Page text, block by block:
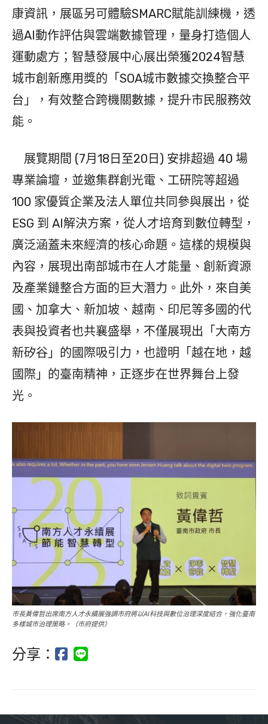
康資訊，展區另可體驗SMARC賦能訓練機，透
過AI動作評估與雲端數據管理，量身打造個人
運動處方；智慧發展中心展出榮獲2024智慧
城市創新應用獎的「SOA城市數據交換整合平
台」，有效整合跨機關數據，提升市民服務效
能。
展覽期間 (7月18日至20日) 安排超過 40 場
專業論壇，並邀集群創光電、工研院等超過
100 家優質企業及法人單位共同參與展出，從
ESG 到 AI解決方案，從人才培育到數位轉型，
廣泛涵蓋未來經濟的核心命題。這樣的規模與
內容，展現出南部城市在人才能量、創新資源
及產業鏈整合方面的巨大潛力。此外，來自美
國、加拿大、新加坡、越南、印尼等多國的代
表與投資者也共襄盛舉，不僅展現出「大南方
新矽谷」的國際吸引力，也證明「越在地，越
國際」的臺南精神，正逐步在世界舞台上發
光。
市長黃偉哲出席南方人才永續展強調市府將以AI科技與數位治理深度結合，強化臺南
多樣城市治理策略。（市府提供）
分享：